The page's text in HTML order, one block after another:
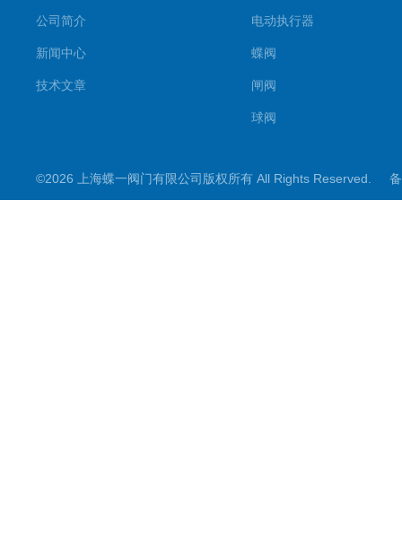
公司简介
新闻中心
技术文章
电动执行器
蝶阀
闸阀
球阀
截止阀
©2026 上海蝶一阀门有限公司版权所有 All Rights Reserved.